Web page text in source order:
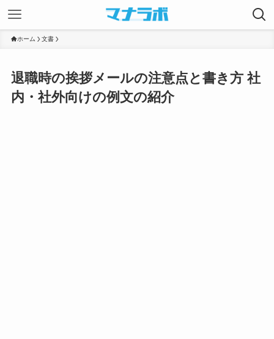
ホーム 文書
退職時の挨拶メールの注意点と書き方 社
内・社外向けの例文の紹介